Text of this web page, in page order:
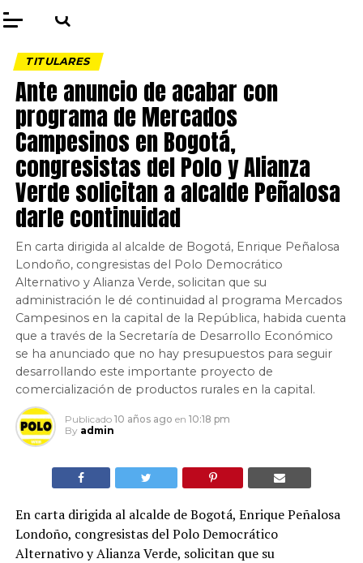
TITULARES
Ante anuncio de acabar con
programa de Mercados
Campesinos en Bogotá,
congresistas del Polo y Alianza
Verde solicitan a alcalde Peñalosa
darle continuidad
En carta dirigida al alcalde de Bogotá, Enrique Peñalosa
Londoño, congresistas del Polo Democrático
Alternativo y Alianza Verde, solicitan que su
administración le dé continuidad al programa Mercados
Campesinos en la capital de la República, habida cuenta
que a través de la Secretaría de Desarrollo Económico
se ha anunciado que no hay presupuestos para seguir
desarrollando este importante proyecto de
comercialización de productos rurales en la capital.
Publicado 10 años ago en 10:18 pm
By admin
En carta dirigida al alcalde de Bogotá, Enrique Peñalosa
Londoño, congresistas del Polo Democrático
Alternativo y Alianza Verde, solicitan que su